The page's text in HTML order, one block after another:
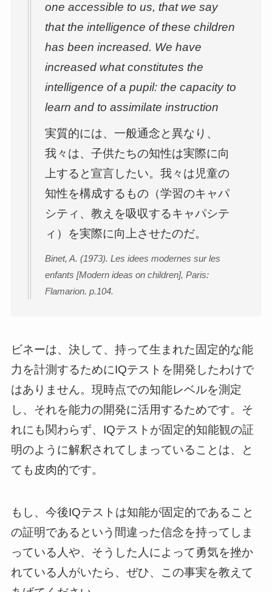
one accessible to us, that we say
that the intelligence of these children
has been increased. We have
increased what constitutes the
intelligence of a pupil: the capacity to
learn and to assimilate instruction
実質的には、一般通念と異なり、
我々は、子供たちの知性は実際に向
上すると宣言したい。我々は児童の
知性を構成するもの（学習のキャパ
シティ、教えを吸収するキャパシテ
ィ）を実際に向上させたのだ。
Binet, A. (1973). Les idees modernes sur les
enfants [Modern ideas on children], Paris:
Flamarion. p.104.
ビネーは、決して、持って生まれた固定的な能
力を計測するためにIQテストを開発したわけで
はありません。現時点での知能レベルを測定
し、それを能力の開発に活用するためです。そ
れにも関わらず、IQテストが固定的知能観の証
明のように解釈されてしまっていることは、と
ても皮肉的です。
もし、今後IQテストは知能が固定的であること
の証明であるという間違った信念を持ってしま
っている人や、そうした人によって勇気を挫か
れている人がいたら、ぜひ、この事実を教えて